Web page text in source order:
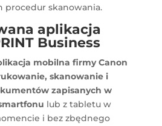
procedur skanowania.
aplikacja
Business
mobilna firmy Canon
skanowanie i
zapisanych w
lub z tabletu w
i bez zbędnego